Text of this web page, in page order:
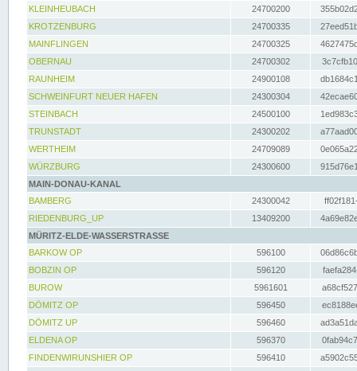
KLEINHEUBACH 24700200
KROTZENBURG
24700335
MAINFLINGEN
24700325
OBERNAU
24700302
RAUNHEIM
24900108
SCHWEINFURT NEUER HAFEN
24300304
STEINBACH
24500100
TRUNSTADT
24300202
WERTHEIM
24709089
WÜRZBURG
24300600
MAIN-DONAU-KANAL
BAMBERG
24300042
RIEDENBURG_UP
13409200
MÜRITZ-ELDE-WASSERSTRASSE
BARKOW OP
596100
BOBZIN OP
596120
BUROW
5961601
DÖMITZ OP
596450
DÖMITZ UP
596460
ELDENA OP
596370
FINDENWIRUNSHIER OP
596410